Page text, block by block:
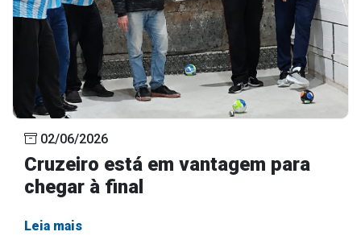
02/06/2026
Cruzeiro está em vantagem para
chegar à final
Leia mais